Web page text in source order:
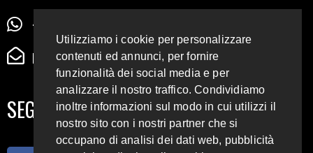
+39 345 72 72 88 5
radiodigiesse@gmail.com
SEGUICI SUI SOCIAL
Utilizziamo i cookie per personalizzare
contenuti ed annunci, per fornire
funzionalità dei social media e per
analizzare il nostro traffico. Condividiamo
inoltre informazioni sul modo in cui utilizzi il
nostro sito con i nostri partner che si
occupano di analisi dei dati web, pubblicità